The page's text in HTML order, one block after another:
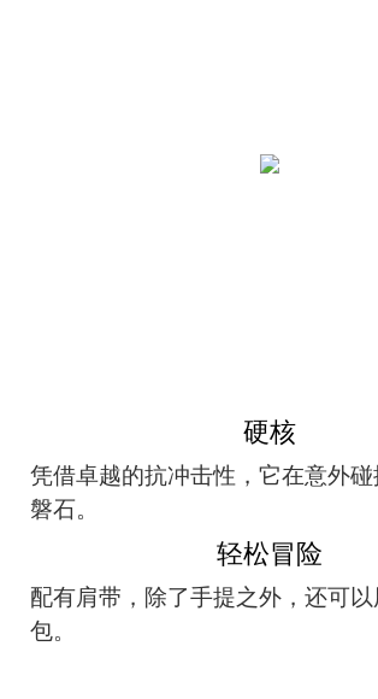
硬核
凭借卓越的抗冲击性，它在意外
磐石。
轻松冒险
配有肩带，除了手提之外，还可
包。